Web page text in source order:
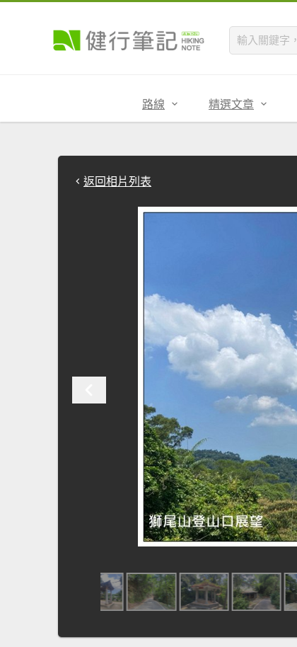
路線 精選文章
返回相片列表